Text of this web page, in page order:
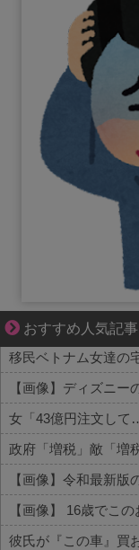
おすすめ人気記事
それは純愛か、それ
女「43億円注文し